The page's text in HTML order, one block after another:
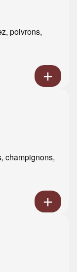
poivrons,
champignons,